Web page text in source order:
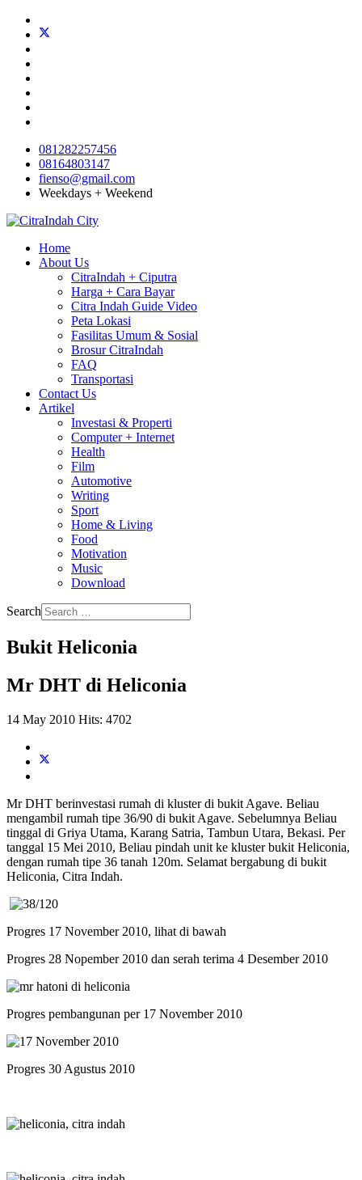
081282257456
08164803147
fienso@gmail.com
Weekdays + Weekend
Home
About Us
CitraIndah + Ciputra
Harga + Cara Bayar
Citra Indah Guide Video
Peta Lokasi
Fasilitas Umum & Sosial
Brosur CitraIndah
FAQ
Transportasi
Contact Us
Artikel
Investasi & Properti
Computer + Internet
Health
Film
Automotive
Writing
Sport
Home & Living
Food
Motivation
Music
Download
Search
Bukit Heliconia
Mr DHT di Heliconia
14 May 2010 Hits: 4702
Mr DHT berinvestasi rumah di kluster di bukit Agave. Beliau
mengambil rumah tipe 36/90 di bukit Agave. Sebelumnya Beliau
tinggal di Griya Utama, Karang Satria, Tambun Utara, Bekasi. Per
tanggal 15 Mei 2010, Beliau pindah unit ke kluster bukit Heliconia,
dengan rumah tipe 36 tanah 120m. Selamat bergabung di bukit
Heliconia, Citra Indah.
Progres 17 November 2010, lihat di bawah
Progres 28 Nopember 2010 dan serah terima 4 Desember 2010
Progres pembangunan per 17 November 2010
Progres 30 Agustus 2010